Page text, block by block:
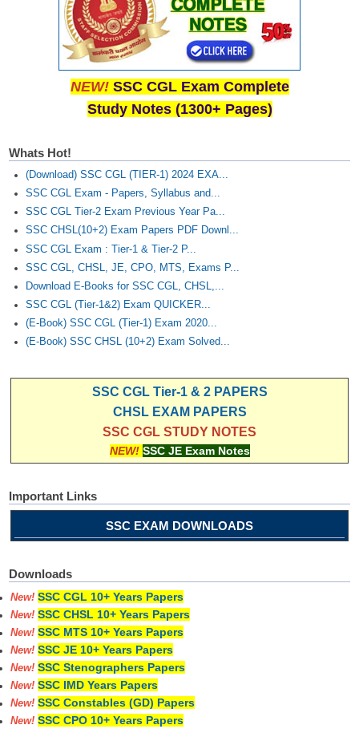
NEW! SSC CGL Exam Complete
Study Notes (1300+ Pages)
Whats Hot!
(Download) SSC CGL (TIER-1) 2024 EXA...
SSC CGL Exam - Papers, Syllabus and...
SSC CGL Tier-2 Exam Previous Year Pa...
SSC CHSL(10+2) Exam Papers PDF Downl...
SSC CGL Exam : Tier-1 & Tier-2 P...
SSC CGL, CHSL, JE, CPO, MTS, Exams P...
Download E-Books for SSC CGL, CHSL,...
SSC CGL (Tier-1&2) Exam QUICKER...
(E-Book) SSC CGL (Tier-1) Exam 2020...
(E-Book) SSC CHSL (10+2) Exam Solved...
SSC CGL Tier-1 & 2 PAPERS
CHSL EXAM PAPERS
SSC CGL STUDY NOTES
NEW! SSC JE Exam Notes
Important Links
SSC EXAM DOWNLOADS
Downloads
New! SSC CGL 10+ Years Papers
New! SSC CHSL 10+ Years Papers
New! SSC MTS 10+ Years Papers
New! SSC JE 10+ Years Papers
New! SSC Stenographers Papers
New! SSC IMD Years Papers
New! SSC Constables (GD) Papers
New! SSC CPO 10+ Years Papers